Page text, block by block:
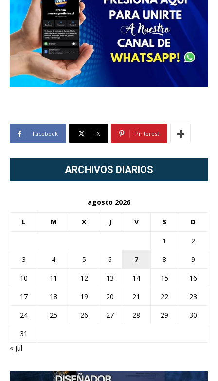
Facebook X Pinterest
ARCHIVOS DIARIOS
agosto 2026
L M X J V S D
1
2
3
4 5 6 7 8
9
10
11 12 13 14 15
16
17
18 19 20 21 22
23
24
25 26 27 28 29
30
31
« Jul